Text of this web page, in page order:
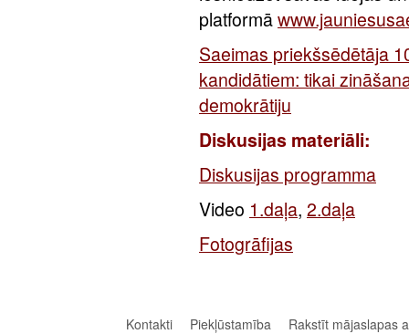
platformā
Saeimas priekšsēdētāja
kandidātiem: tikai
demokrātiju
Diskusijas materiāli:
Diskusijas programma
Video 1.daļa, 2.daļa
Fotogrāfijas
Kontakti Piekļūstamība
Rakstīt mājaslapas